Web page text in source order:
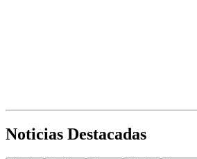
Noticias Destacadas